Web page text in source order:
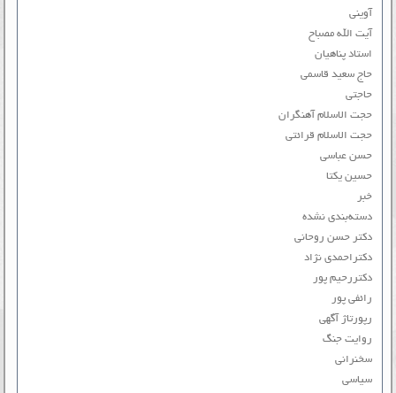
آوینی
آیت الله مصباح
استاد پناهیان
حاج سعید قاسمی
حاجتی
حجت الاسلام آهنگران
حجت الاسلام قرائتی
حسن عباسی
حسین یکتا
خبر
دسته‌بندی نشده
دکتر حسن روحانی
دکتراحمدی نژاد
دکتررحیم پور
رائفی پور
رپورتاژ آگهی
روایت جنگ
سخنرانی
سیاسی